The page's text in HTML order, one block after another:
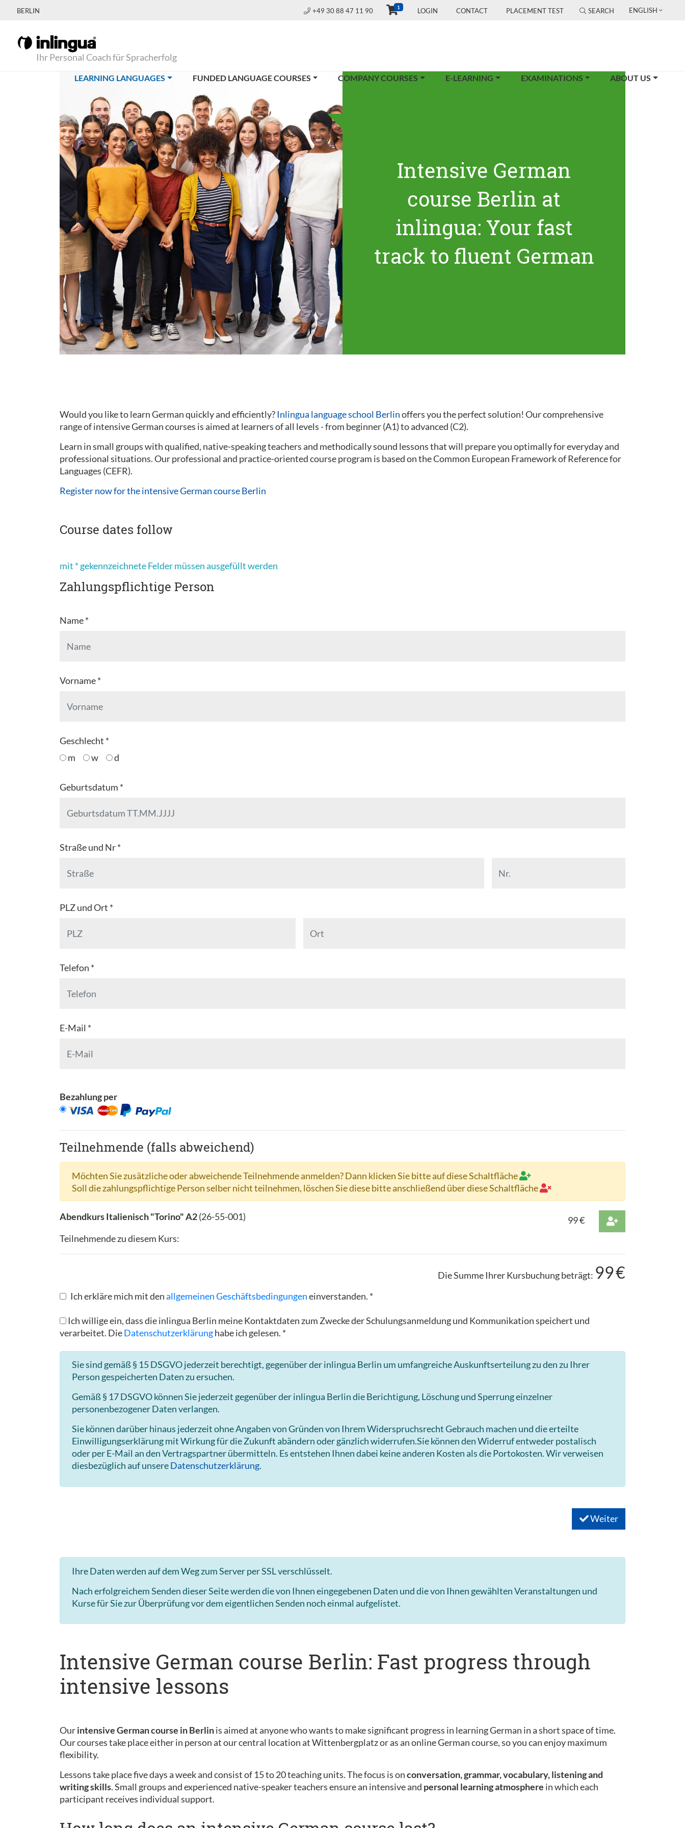
BERLIN +49 30 88 47 11 90 1 LOGIN CONTACT PLACEMENT TEST SEARCH ENGLISH
Ihr Personal Coach für Spracherfolg
LEARNING LANGUAGES(CURRENT)FUNDED LANGUAGE COURSES COMPANY COURSES E-LEARNING EXAMINATIONS ABOUT US
Intensive German
course Berlin at
inlingua: Your fast
track to fluent German
Would you like to learn German quickly and efficiently?Inlingua language school Berlinoffers you the perfect solution! Our comprehensive
range of intensive German courses is aimed at learners of all levels - from beginner (A1) to advanced (C2).
Learn in small groups with qualified, native-speaking teachers and methodically sound lessons that will prepare you optimally for everyday and
professional situations. Our professional and practice-oriented course program is based on the Common European Framework of Reference for
Languages (CEFR).
Register now for the intensive German course Berlin
Course dates follow
mit * gekennzeichnete Felder müssen ausgefüllt werden
Zahlungspflichtige Person
Name *
Vorname *
Geschlecht *
m
w d
Geburtsdatum *
Straße und Nr *
PLZ und Ort *
Telefon *
E-Mail *
Bezahlung per
Teilnehmende (falls abweichend)
Möchten Sie zusätzliche oder abweichende Teilnehmende anmelden? Dann klicken Sie bitte auf diese Schaltfläche
Soll die zahlungspflichtige Person selber nicht teilnehmen, löschen Sie diese bitte anschließend über diese Schaltfläche
Abendkurs Italienisch "Torino" A2(26-55-001) 99€
Teilnehmende zu diesem Kurs:
Die Summe Ihrer Kursbuchung beträgt: 99€
Ich erkläre mich mit denallgemeinen Geschäftsbedingungeneinverstanden. *
Ich willige ein, dass die inlingua Berlin meine Kontaktdaten zum Zwecke der Schulungsanmeldung und Kommunikation speichert und
verarbeitet. DieDatenschutzerklärunghabe ich gelesen. *
Sie sind gemäß § 15 DSGVO jederzeit berechtigt, gegenüber der inlingua Berlin um umfangreiche Auskunftserteilung zu den zu Ihrer
Person gespeicherten Daten zu ersuchen.
Gemäß § 17 DSGVO können Sie jederzeit gegenüber der inlingua Berlin die Berichtigung, Löschung und Sperrung einzelner
personenbezogener Daten verlangen.
Sie können darüber hinaus jederzeit ohne Angaben von Gründen von Ihrem Widerspruchsrecht Gebrauch machen und die erteilte
Einwilligungserklärung mit Wirkung für die Zukunft abändern oder gänzlich widerrufen.Sie können den Widerruf entweder postalisch
oder per E-Mail an den Vertragspartner übermitteln. Es entstehen Ihnen dabei keine anderen Kosten als die Portokosten. Wir verweisen
diesbezüglich auf unsereDatenschutzerklärung.
Weiter
Ihre Daten werden auf dem Weg zum Server per SSL verschlüsselt.
Nach erfolgreichem Senden dieser Seite werden die von Ihnen eingegebenen Daten und die von Ihnen gewählten Veranstaltungen und
Kurse für Sie zur Überprüfung vor dem eigentlichen Senden noch einmal aufgelistet.
Intensive German course Berlin: Fast progress through
intensive lessons
Ourintensive German course in Berlinis aimed at anyone who wants to make significant progress in learning German in a short space of time.
Our courses take place either in person at our central location at Wittenbergplatz or as an online German course, so you can enjoy maximum
flexibility.
Lessons take place five days a week and consist of 15 to 20 teaching units. The focus is onconversation, grammar, vocabulary, listening and
writing skills. Small groups and experienced native-speaker teachers ensure an intensive and personal learning atmosphere in which each
participant receives individual support.